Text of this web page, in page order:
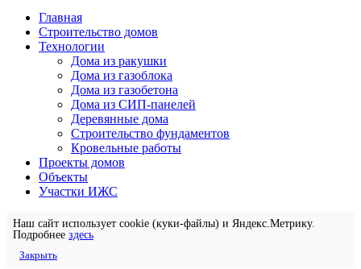
Главная
Строительство домов
Технологии
Дома из ракушки
Дома из газоблока
Дома из газобетона
Дома из СИП-панелей
Деревянные дома
Строительство фундаментов
Кровельные работы
Проекты домов
Объекты
Участки ИЖС
Наш сайт использует cookie (куки-файлы) и Яндекс.Метрику.
Подробнее здесь
Закрыть